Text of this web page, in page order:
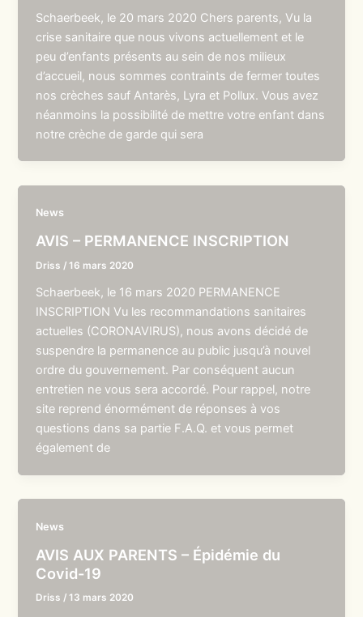
Schaerbeek, le 20 mars 2020 Chers parents, Vu la
crise sanitaire que nous vivons actuellement et le
peu d’enfants présents au sein de nos milieux
d’accueil, nous sommes contraints de fermer toutes
nos crèches sauf Antarès, Lyra et Pollux. Vous avez
néanmoins la possibilité de mettre votre enfant dans
notre crèche de garde qui sera
News
AVIS – PERMANENCE INSCRIPTION
Driss /16 mars 2020
Schaerbeek, le 16 mars 2020 PERMANENCE
INSCRIPTION Vu les recommandations sanitaires
actuelles (CORONAVIRUS), nous avons décidé de
suspendre la permanence au public jusqu’à nouvel
ordre du gouvernement. Par conséquent aucun
entretien ne vous sera accordé. Pour rappel, notre
site reprend énormément de réponses à vos
questions dans sa partie F.A.Q. et vous permet
également de
News
AVIS AUX PARENTS – Épidémie du
Covid-19
Driss /13 mars 2020